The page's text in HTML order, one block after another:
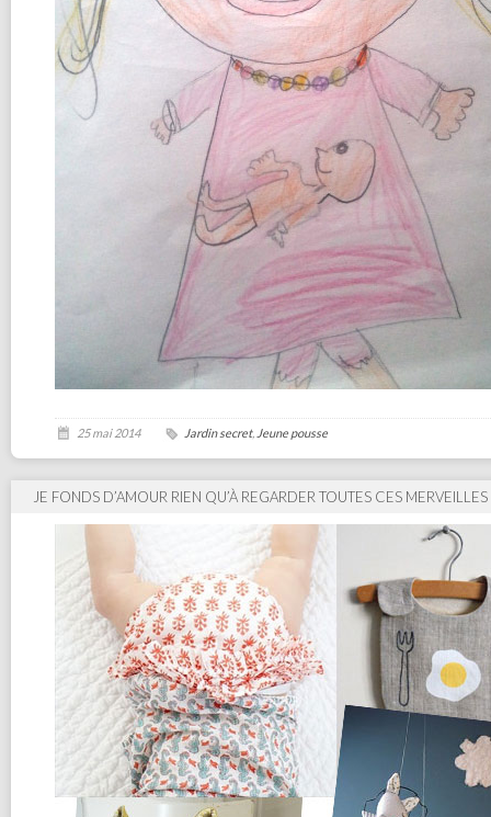
25 mai 2014 Jardin secret, Jeune pousse
JE FONDS D’AMOUR RIEN QU’À REGARDER TOUTES CES